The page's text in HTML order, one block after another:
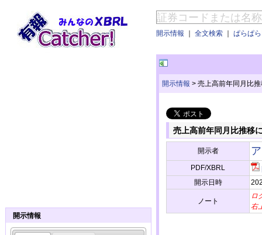
開示情報 ｜ 全文検索 ｜ ぱらぱ
開示情報 > 売上高前年同月比
売上高前年同月比推移
開示者
PDF/XBRL
開示日時
ノート
ロ
右
開示情報